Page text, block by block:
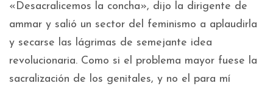
«Desacralicemos la concha», dijo la dirigente de
ammar y salió un sector del feminismo a aplaudirla
y secarse las lágrimas de semejante idea
revolucionaria. Como si el problema mayor fuese la
sacralización de los genitales, y no el para mí